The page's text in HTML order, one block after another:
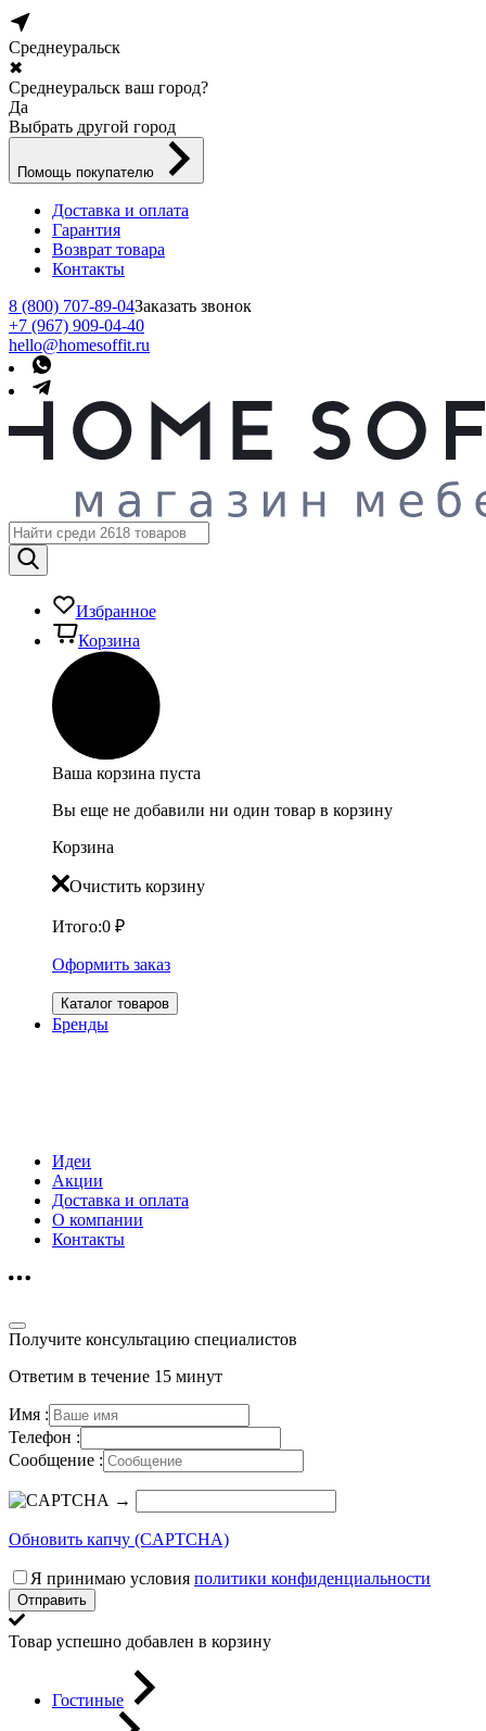
Среднеуральск
✖
Среднеуральск ваш город?
Да
Выбрать другой город
Помощь покупателю
Доставка и оплата
Гарантия
Возврат товара
Контакты
8 (800) 707-89-04Заказать звонок
+7 (967) 909-04-40
hello@homesoffit.ru
Избранное
Корзина
Ваша корзина пуста
Вы еще не добавили ни один товар в корзину
Корзина
Очистить корзину
Итого:0 ₽
Оформить заказ
Каталог товаров
Бренды
Идеи
Акции
Доставка и оплата
О компании
Контакты
Получите консультацию специалистов
Ответим в течение 15 минут
Имя :
Телефон :
Сообщение :
→
Обновить капчу (CAPTCHA)
Я принимаю условия политики конфиденциальности
Отправить
Товар успешно добавлен в корзину
Гостиные